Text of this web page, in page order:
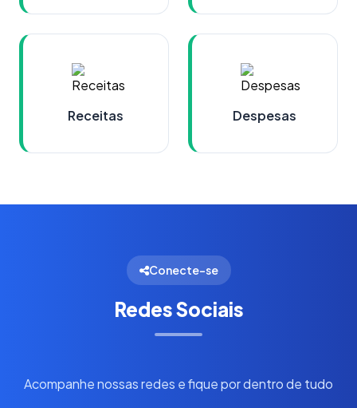
Receitas Despesas
Conecte-se
Redes Sociais
Acompanhe nossas redes e fique por dentro de tudo